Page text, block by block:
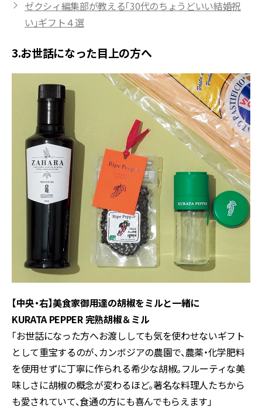
ゼクシィ編集部が教える「30代のちょうどいい結婚祝
い」ギフト４選
3.お世話になった目上の方へ
【中央・右】美食家御用達の胡椒をミルと一緒に
KURATA PEPPER 完熟胡椒＆ミル
「お世話になった方へお渡ししても気を使わせないギフト
として重宝するのが、カンボジアの農園で、農薬・化学肥料
を使用せずに丁寧に作られる希少な胡椒。フルーティな美
味しさに胡椒の概念が変わるほど。著名な料理人たちから
も愛されていて、食通の方にも喜んでもらえます」